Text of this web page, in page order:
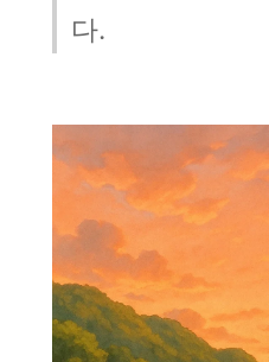
다.